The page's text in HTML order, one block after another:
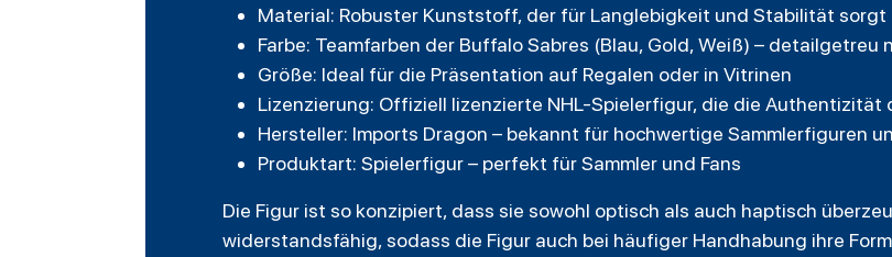
Material: Robuster Kunststoff, der für Langlebigkeit und Stabilität sorgt
Farbe: Teamfarben der Buffalo Sabres (Blau, Gold, Weiß) – detailgetreu
Größe: Ideal für die Präsentation auf Regalen oder in Vitrinen
Lizenzierung: Offiziell lizenzierte NHL-Spielerfigur, die die
Hersteller: Imports Dragon – bekannt für hochwertige Sammlerfiguren
Produktart: Spielerfigur – perfekt für Sammler und Fans
Die Figur ist so konzipiert, dass sie sowohl optisch als auch haptisch
widerstandsfähig, sodass die Figur auch bei häufiger Handhabung ihre